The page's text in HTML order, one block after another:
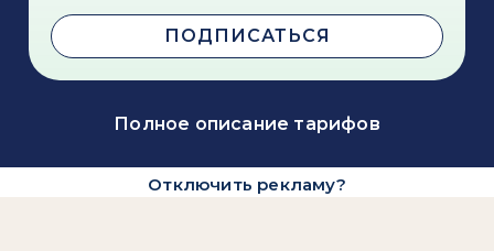
ПОДПИСАТЬСЯ
Полное описание тарифов
Отключить рекламу?